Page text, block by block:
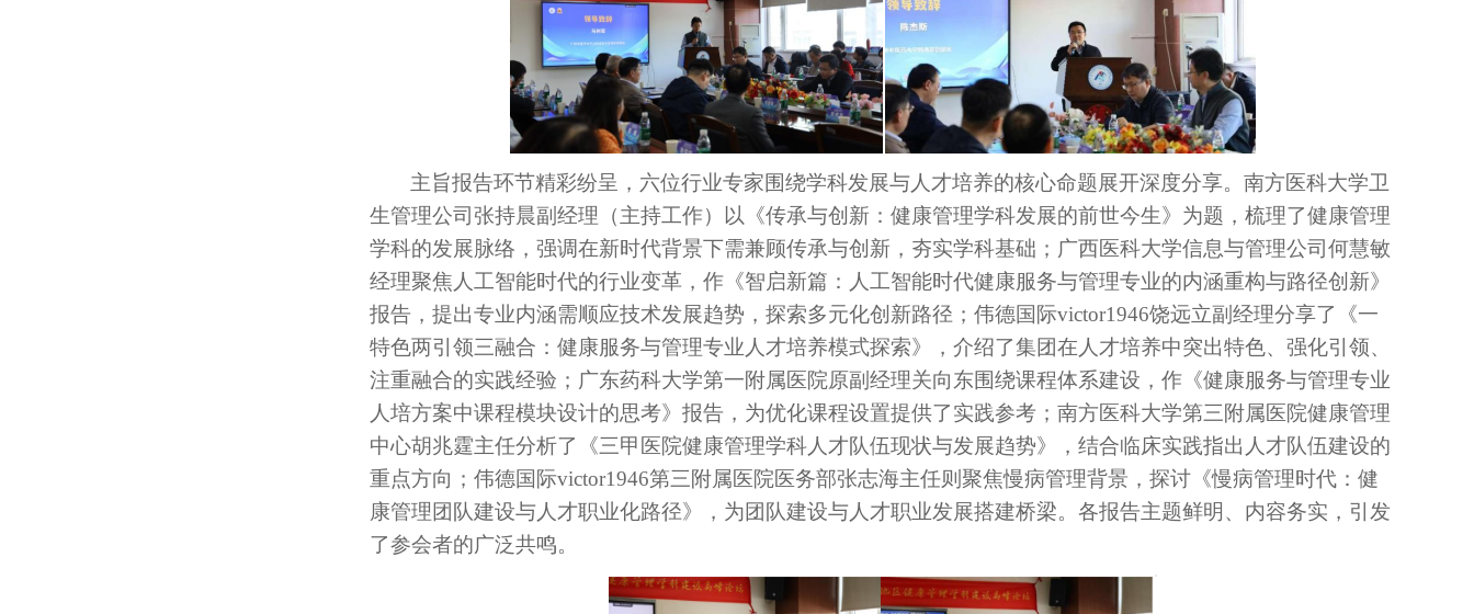
主旨报告环节精彩纷呈，六位行业专家围绕学科发展与人才培养的核心命题展开深度分享。南方医科大学卫
生管理公司张持晨副经理 （主持工作）
以《传承与创新：健康管理学科发展的前世今生》为题，梳理了健康管理
学科的发展脉络，强调在新时代背景下需兼顾传承与创新，夯实学科基础；广西医科大学信息与管理公司何慧敏
经理聚焦人工智能时代的行业变革，作《智启新篇：人工智能时代健康服务与管理专业的内涵重构与路径创新》
报告，提出专业内涵需顺应技术发展趋势，探索多元化创新路径；伟德国际victor1946饶远立副经理分享了《一
特色两引领三融合：健康服务与管理专业人才培养模式探索》，介绍了集团在人才培养中突出特色、强化引领、
注重融合的实践经验；广东药科大学第一附属医院原副经理关向东围绕课程体系建设，作《健康服务与管理专业
人培方案中课程模块设计的思考》报告，为优化课程设置提供了实践参考；南方医科大学第三附属医院健康管理
中心胡兆霆主任分析了《三甲医院健康管理学科人才队伍现状与发展趋势》，结合临床实践指出人才队伍建设的
重点方向；伟德国际victor1946第三附属医院医务部张志海主任则聚焦慢病管理背景，探讨《慢病管理时代：健
康管理团队建设与人才职业化路径》，为团队建设与人才职业发展搭建桥梁。各报告主题鲜明、内容务实，引发
了参会者的广泛共鸣。